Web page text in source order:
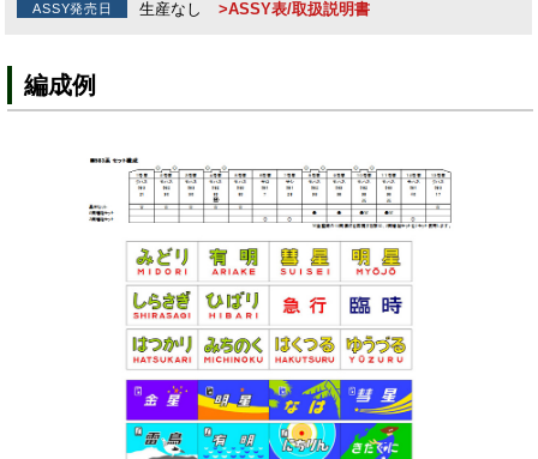
ASSY発売日 生産なし >ASSY表/取扱説明書
編成例